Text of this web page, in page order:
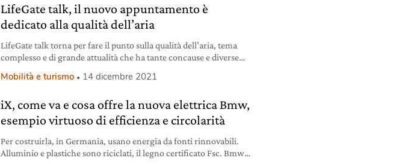
LifeGate talk, il nuovo appuntamento è
dedicato alla qualità dell’aria
LifeGate talk torna per fare il punto sulla qualità dell’aria, tema
complesso e di grande attualità che ha tante concause e diverse
Mobilità e turismo 14 dicembre 2021
iX, come va e cosa offre la nuova elettrica Bmw,
esempio virtuoso di efficienza e circolarità
Per costruirla, in Germania, usano energia da fonti rinnovabili.
Alluminio e plastiche sono riciclati, il legno certificato Fsc. Bmw